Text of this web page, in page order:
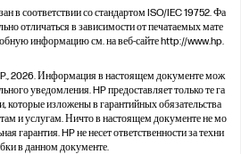
в соответствии со стандартом ISO/IEC 19752. Фа
отличаться в зависимости от печатаемых мате
информацию см. на веб-сайте http://www.hp.
2026. Информация в настоящем документе мож
уведомления. HP предоставляет только те га
которые изложены в гарантийных обязательства
и услугам. Ничто в настоящем документе не мо
гарантия. HP не несет ответственности за техни
в данном документе.